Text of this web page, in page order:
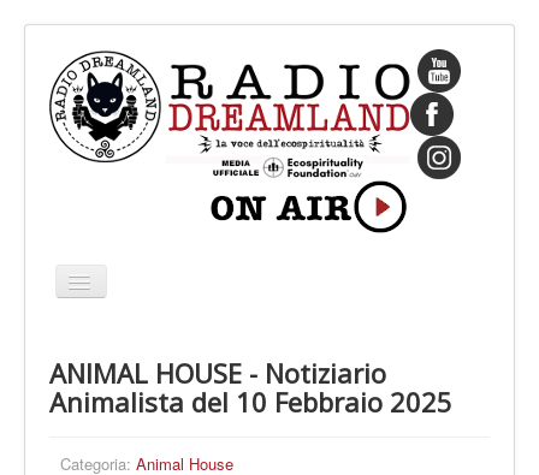
Cambia
navigazione
CHI SIAMO
IL FONDATORE
PROGRAMMI
ANIMAL HOUSE - Notiziario
Animalista del 10 Febbraio 2025
Categoria: Animal House